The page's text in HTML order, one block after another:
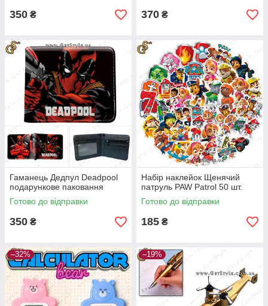
350 ₴ 370 ₴
Гаманець Дедпул Deadpool
подарункове паковання
Готово до відправки
350 ₴
Набір наклейок Щенячий
патруль PAW Patrol 50 шт.
Готово до відправки
185 ₴
–32% –19%